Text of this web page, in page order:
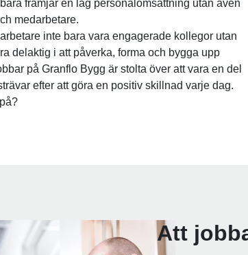
främjar en låg personalomsättning utan även
medarbetare.
inte bara vara engagerade kollegor utan
delaktig i att påverka, forma och bygga upp
på Granflo Bygg är stolta över att vara en del
efter att göra en positiv skillnad varje dag.
Att